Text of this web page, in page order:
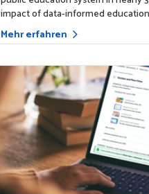
impact of data-informed
Mehr erfahren